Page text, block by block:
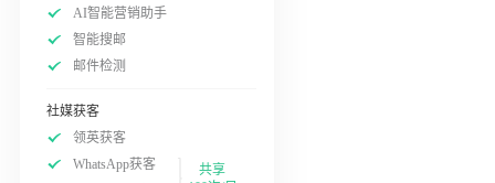
AI智能营销助手
智能搜邮
邮件检测
社媒获客
领英获客
WhatsApp获客
共享